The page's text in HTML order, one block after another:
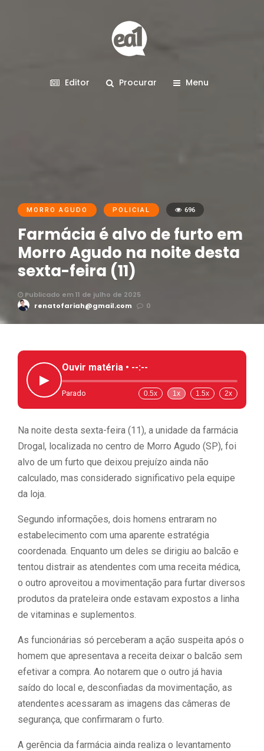
Editor Procurar Menu
MORRO AGUDO POLICIAL 696
Farmácia é alvo de furto em
Morro Agudo na noite desta
sexta-feira (11)
Publicado em 11 de julho de 2025
renatofariah@gmail.com
0
▶
Ouvir matéria • --:--
Parado 0.5x 1x 1.5x 2x
Na noite desta sexta-feira (11), a unidade da farmácia
Drogal, localizada no centro de Morro Agudo (SP), foi
alvo de um furto que deixou prejuízo ainda não
calculado, mas considerado significativo pela equipe
da loja.
Segundo informações, dois homens entraram no
estabelecimento com uma aparente estratégia
coordenada. Enquanto um deles se dirigiu ao balcão e
tentou distrair as atendentes com uma receita médica,
o outro aproveitou a movimentação para furtar diversos
produtos da prateleira onde estavam expostos a linha
de vitaminas e suplementos.
As funcionárias só perceberam a ação suspeita após o
homem que apresentava a receita deixar o balcão sem
efetivar a compra. Ao notarem que o outro já havia
saído do local e, desconfiadas da movimentação, as
atendentes acessaram as imagens das câmeras de
segurança, que confirmaram o furto.
A gerência da farmácia ainda realiza o levantamento